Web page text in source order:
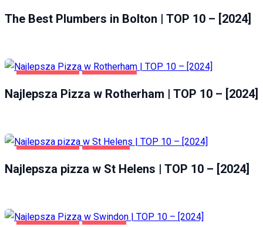
The Best Plumbers in Bolton | TOP 10 – [2024]
Najlepsza Pizza w Rotherham | TOP 10 – [2024]
Najlepsza pizza w St Helens | TOP 10 – [2024]